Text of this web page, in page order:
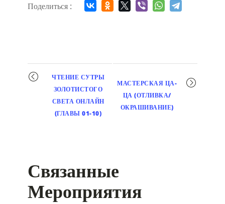
Поделиться :
Мероприятие
навигация
ЧТЕНИЕ СУТРЫ
ЗОЛОТИСТОГО
СВЕТА ОНЛАЙН
(ГЛАВЫ 01-10)
МАСТЕРСКАЯ ЦА-
ЦА (ОТЛИВКА/
ОКРАШИВАНИЕ)
Связанные
Мероприятия